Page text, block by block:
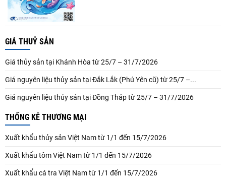
GIÁ THUỶ SẢN
Giá thủy sản tại Khánh Hòa từ 25/7 – 31/7/2026
Giá nguyên liệu thủy sản tại Đắk Lắk (Phú Yên cũ) từ 25/7 –...
Giá nguyên liệu thủy sản tại Đồng Tháp từ 25/7 – 31/7/2026
THỐNG KÊ THƯƠNG MẠI
Xuất khẩu thủy sản Việt Nam từ 1/1 đến 15/7/2026
Xuất khẩu tôm Việt Nam từ 1/1 đến 15/7/2026
Xuất khẩu cá tra Việt Nam từ 1/1 đến 15/7/2026